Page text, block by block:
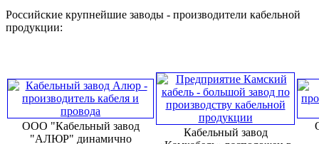
Российские крупнейшие заводы - производители кабельной
продукции:
ООО "Кабельный завод
"АЛЮР" динамично
Кабельный завод